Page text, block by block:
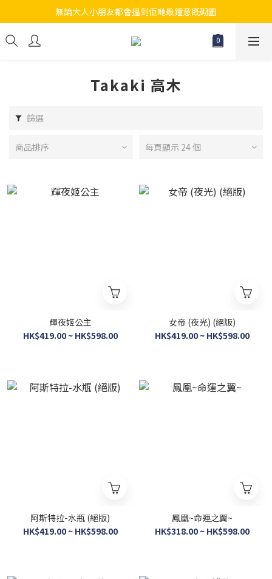
江帆天楊砌圖
無論大人小朋友都會搵到佢哋最鐘意既砌圖
江帆天楊砌圖
Takaki 高木
篩選
商品排序 每頁顯示 24 個
輝夜姬公主
HK$419.00 ~ HK$598.00
女帝 (夜光) (絕版)
HK$419.00 ~ HK$598.00
阿斯特拉-水瓶 (絕版)
HK$419.00 ~ HK$598.00
鳳凰~命運之翼~
HK$318.00 ~ HK$598.00